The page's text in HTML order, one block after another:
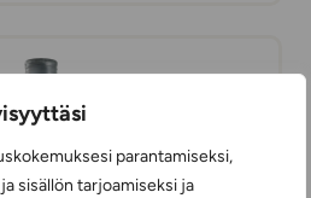
parantamiseksi,
sisällön tarjoamiseksi ja
45,28 €